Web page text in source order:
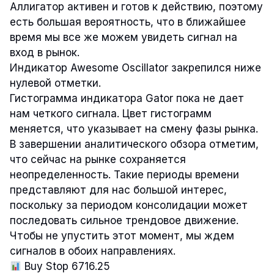
Аллигатор активен и готов к действию, поэтому
есть большая вероятность, что в ближайшее
время мы все же можем увидеть сигнал на
вход в рынок.
Индикатор Awesome Oscillator закрепился ниже
нулевой отметки.
Гистограмма индикатора Gator пока не дает
нам четкого сигнала. Цвет гистограмм
меняется, что указывает на смену фазы рынка.
В завершении аналитического обзора отметим,
что сейчас на рынке сохраняется
неопределенность. Такие периоды времени
представляют для нас большой интерес,
поскольку за периодом консолидации может
последовать сильное трендовое движение.
Чтобы не упустить этот момент, мы ждем
сигналов в обоих направлениях.
Buy Stop 6716.25